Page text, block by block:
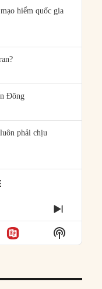
hiểm quốc gia
Đông
phải chịu
NEXT
Show
Podcast